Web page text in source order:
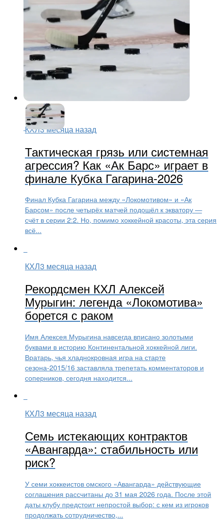
КХЛ3 месяца назад
Тактическая грязь или системная
агрессия? Как «Ак Барс» играет в
финале Кубка Гагарина-2026
Финал Кубка Гагарина между «Локомотивом» и «Ак
Барсом» после четырёх матчей подошёл к экватору —
счёт в серии 2:2. Но, помимо хоккейной красоты, эта серия
всё...
КХЛ3 месяца назад
Рекордсмен КХЛ Алексей
Мурыгин: легенда «Локомотива»
борется с раком
Имя Алексея Мурыгина навсегда вписано золотыми
буквами в историю Континентальной хоккейной лиги.
Вратарь, чья хладнокровная игра на старте
сезона-2015/16 заставляла трепетать комментаторов и
соперников, сегодня находится...
КХЛ3 месяца назад
Семь истекающих контрактов
«Авангарда»: стабильность или
риск?
У семи хоккеистов омского «Авангарда» действующие
соглашения рассчитаны до 31 мая 2026 года. После этой
даты клубу предстоит непростой выбор: с кем из игроков
продолжать сотрудничество,...